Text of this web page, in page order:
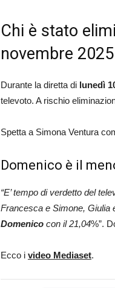
Chi è stato
novembre 2025
Durante la diretta di lunedì
televoto. A rischio
Spetta a Simona Ventura
Domenico è il
“E’ tempo di verdetto del
Francesca e Simone, Giulia
Domenico con il 21,04%”.
Ecco i video Mediaset.